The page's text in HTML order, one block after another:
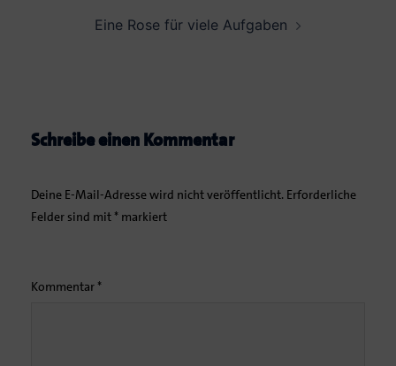
Eine Rose für viele Aufgaben
Schreibe einen Kommentar
Deine E-Mail-Adresse wird nicht veröffentlicht. Erforderliche
Felder sind mit * markiert
Kommentar *